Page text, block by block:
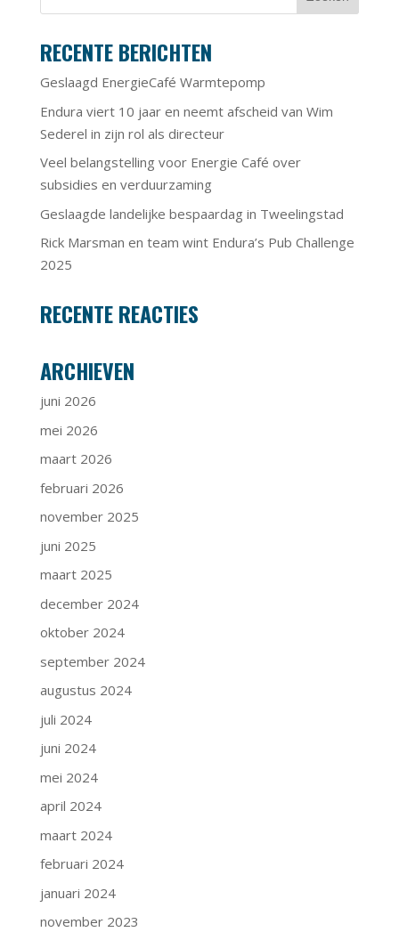
RECENTE BERICHTEN
Geslaagd EnergieCafé Warmtepomp
Endura viert 10 jaar en neemt afscheid van Wim
Sederel in zijn rol als directeur
Veel belangstelling voor Energie Café over
subsidies en verduurzaming
Geslaagde landelijke bespaardag in Tweelingstad
Rick Marsman en team wint Endura’s Pub Challenge
2025
RECENTE REACTIES
ARCHIEVEN
juni 2026
mei 2026
maart 2026
februari 2026
november 2025
juni 2025
maart 2025
december 2024
oktober 2024
september 2024
augustus 2024
juli 2024
juni 2024
mei 2024
april 2024
maart 2024
februari 2024
januari 2024
november 2023